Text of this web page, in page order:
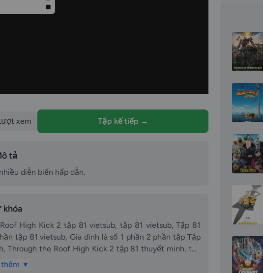
xem Tập kế tiếp →
tả
diễn biến hấp dẫn.
khóa
tập 81 vietsub, tập 81 vietsub, Tập 81
Tập
the Roof High Kick 2 tập 81 thuyết minh, tập
là số 1 phần 2 phần tập 81 thuyết minh,
thêm ▼